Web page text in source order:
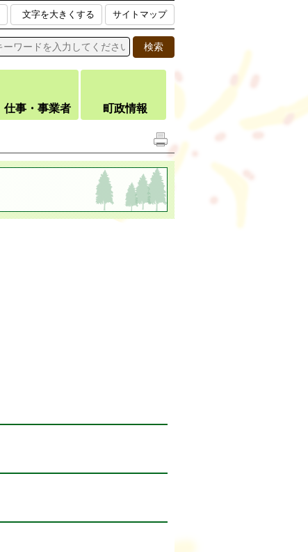
文字を大きくする サイトマップ
仕事・事業者 町政情報